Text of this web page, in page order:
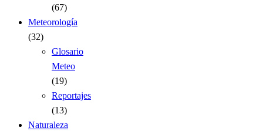
(67)
Meteorología
(32)
Glosario
Meteo
(19)
Reportajes
(13)
Naturaleza